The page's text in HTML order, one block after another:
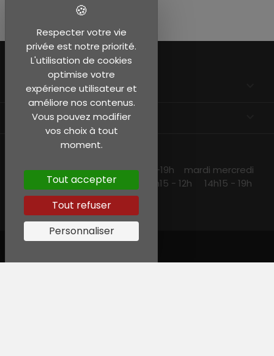
EN SAVOIR PLUS
INFORMATIONS
NOS HORAIRES
lundi et jeudi 10h15 -13h30 14h30 -19h mardi mercredi
et vendredi 10h15-19h samedi 10h15 - 12h 14h15 - 19h
Respecter votre vie
privée est notre priorité.
L'utilisation de cookies
optimise votre
expérience utilisateur et
améliore nos contenus.
Vous pouvez modifier
vos choix à tout
moment.
Tout accepter
Tout refuser
Personnaliser